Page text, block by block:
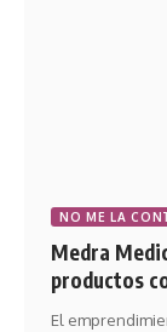
NO ME LA
Medra
productos
El